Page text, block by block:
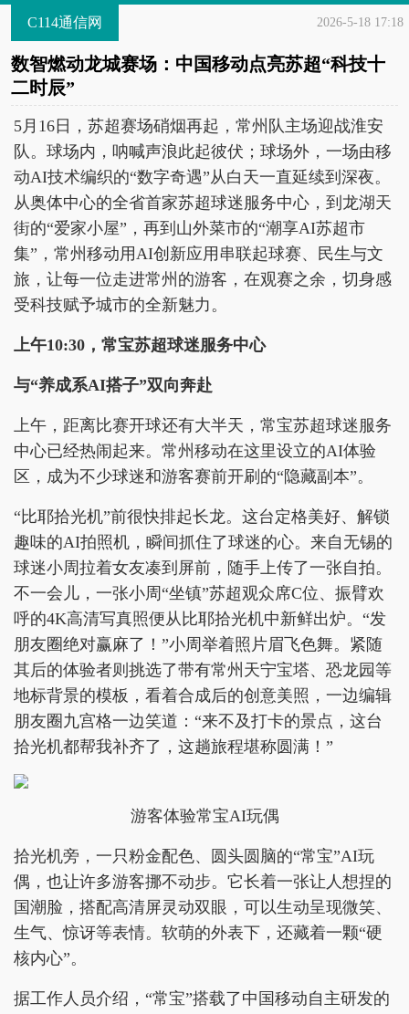
C114通信网 2026-5-18 17:18
数智燃动龙城赛场：中国移动点亮苏超“科技十
二时辰”
5月16日，苏超赛场硝烟再起，常州队主场迎战淮安
队。球场内，呐喊声浪此起彼伏；球场外，一场由移
动AI技术编织的“数字奇遇”从白天一直延续到深夜。
从奥体中心的全省首家苏超球迷服务中心，到龙湖天
街的“爱家小屋”，再到山外菜市的“潮享AI苏超市
集”，常州移动用AI创新应用串联起球赛、民生与文
旅，让每一位走进常州的游客，在观赛之余，切身感
受科技赋予城市的全新魅力。
上午10:30 ， 常宝苏超球迷服务中心
与“养成系AI搭子”双向奔赴
上午，距离比赛开球还有大半天，常宝苏超球迷服务
中心已经热闹起来。常州移动在这里设立的AI体验
区，成为不少球迷和游客赛前开刷的“隐藏副本”。
“比耶拾光机”前很快排起长龙。这台定格美好、解锁
趣味的AI拍照机，瞬间抓住了球迷的心。来自无锡的
球迷小周拉着女友凑到屏前，随手上传了一张自拍。
不一会儿，一张小周“坐镇”苏超观众席C位、振臂欢
呼的4K高清写真照便从比耶拾光机中新鲜出炉。“发
朋友圈绝对赢麻了！”小周举着照片眉飞色舞。紧随
其后的体验者则挑选了带有常州天宁宝塔、恐龙园等
地标背景的模板，看着合成后的创意美照，一边编辑
朋友圈九宫格一边笑道：“来不及打卡的景点，这台
拾光机都帮我补齐了，这趟旅程堪称圆满！”
游客体验常宝AI玩偶
拾光机旁，一只粉金配色、圆头圆脑的“常宝”AI玩
偶，也让许多游客挪不动步。它长着一张让人想捏的
国潮脸，搭配高清屏灵动双眼，可以生动呈现微笑、
生气、惊讶等表情。软萌的外表下，还藏着一颗“硬
核内心”。
据工作人员介绍，“常宝”搭载了中国移动自主研发的